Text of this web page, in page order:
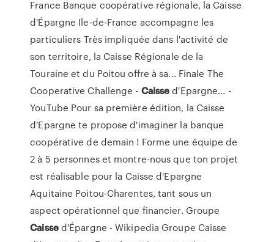
France Banque coopérative régionale, la Caisse
d'Épargne Ile-de-France accompagne les
particuliers Très impliquée dans l'activité de
son territoire, la Caisse Régionale de la
Touraine et du Poitou offre à sa... Finale The
Cooperative Challenge - Caissed'Epargne... -
YouTube Pour sa première édition, la Caisse
d'Epargne te propose d'imaginer la banque
coopérative de demain ! Forme une équipe de
2 à 5 personnes et montre-nous que ton projet
est réalisable pour la Caisse d'Epargne
Aquitaine Poitou-Charentes, tant sous un
aspect opérationnel que financier. Groupe
Caissed'Épargne - Wikipedia Groupe Caisse